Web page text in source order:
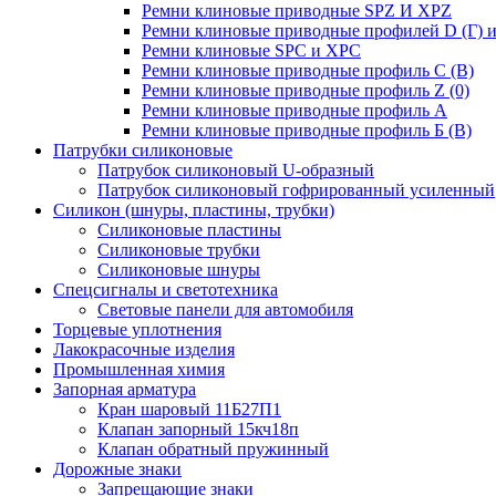
Ремни клиновые приводные SPZ И XPZ
Ремни клиновые приводные профилей D (Г)
Ремни клиновые SPC и XPC
Ремни клиновые приводные профиль C (В)
Ремни клиновые приводные профиль Z (0)
Ремни клиновые приводные профиль А
Ремни клиновые приводные профиль Б (B)
Патрубки силиконовые
Патрубок силиконовый U-образный
Патрубок силиконовый гофрированный усиленный
Силикон (шнуры, пластины, трубки)
Силиконовые пластины
Силиконовые трубки
Силиконовые шнуры
Спецсигналы и светотехника
Световые панели для автомобиля
Торцевые уплотнения
Лакокрасочные изделия
Промышленная химия
Запорная арматура
Кран шаровый 11Б27П1
Клапан запорный 15кч18п
Клапан обратный пружинный
Дорожные знаки
Запрещающие знаки